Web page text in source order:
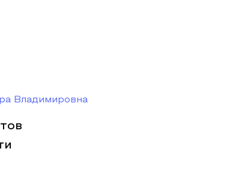
Владимировна